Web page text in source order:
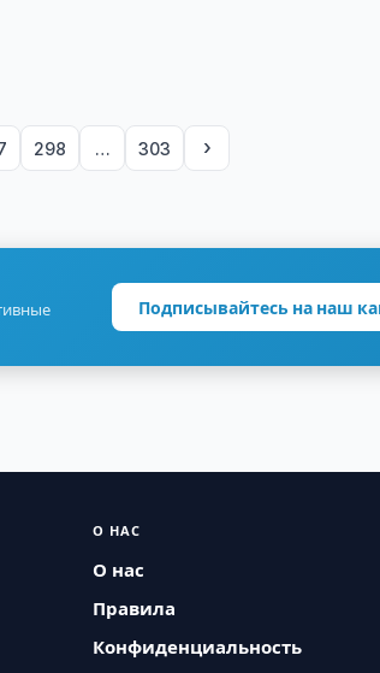
298 … 303 ›
Подписывайтесь на наш
О НАС
О нас
Правила
Конфиденциальность